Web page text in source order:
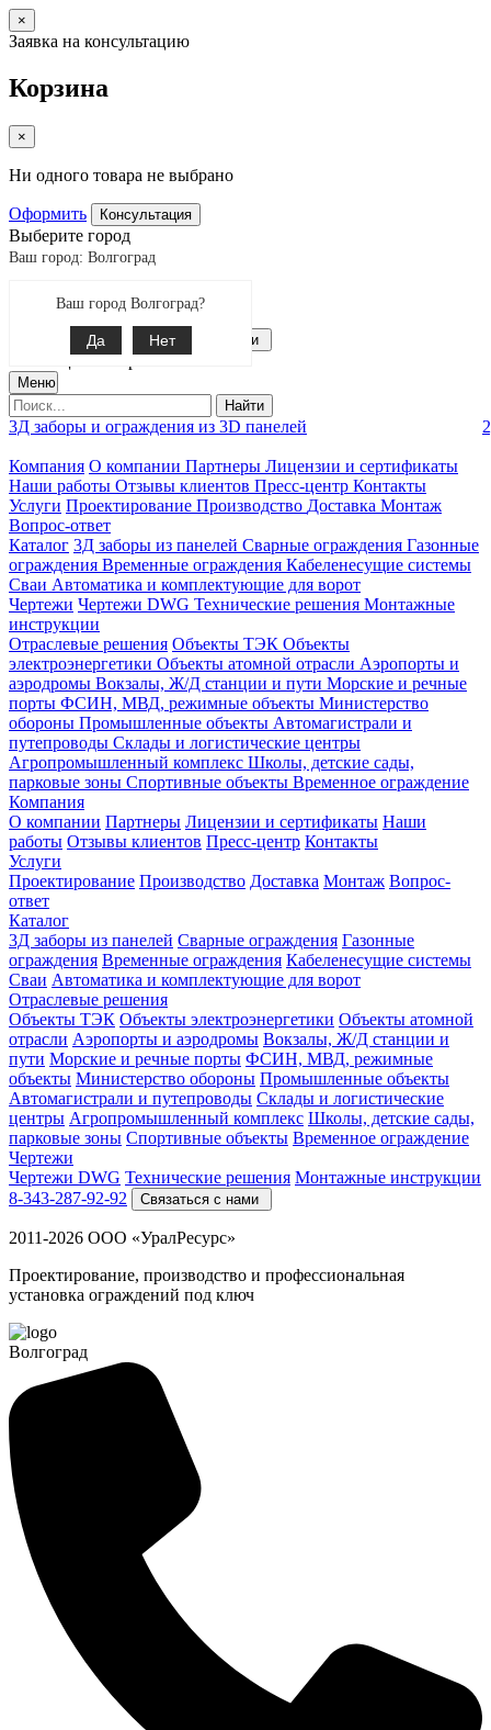
×
Заявка на консультацию
Корзина
×
Ни одного товара не выбрано
Оформить Консультация
Выберите город
Ваш город: Волгоград
Ваш город Волгоград?
Да Нет
Екатеринбург
8-800-775-99-60
Связаться с нами
позиции товаров
Меню
Найти
3Д заборы и ограждения из 3D панелей
Компания О компании Партнеры Лицензии и сертификаты
Наши работы Отзывы клиентов Пресс-центр Контакты
Услуги Проектирование Производство Доставка Монтаж
Вопрос-ответ
Каталог 3Д заборы из панелей Сварные ограждения Газонные
ограждения Временные ограждения Кабеленесущие системы
Cваи Автоматика и комплектующие для ворот
Чертежи Чертежи DWG Технические решения Монтажные
инструкции
Отраслевые решения Объекты ТЭК Объекты
электроэнергетики Объекты атомной отрасли Аэропорты и
аэродромы Вокзалы, Ж/Д станции и пути Морские и речные
порты ФСИН, МВД, режимные объекты Министерство
обороны Промышленные объекты Автомагистрали и
путепроводы Склады и логистические центры
Агропромышленный комплекс Школы, детские сады,
парковые зоны Спортивные объекты Временное ограждение
Компания
О компании Партнеры Лицензии и сертификаты Наши
работы Отзывы клиентов Пресс-центр Контакты
Услуги
Проектирование Производство Доставка Монтаж Вопрос-
ответ
Каталог
3Д заборы из панелей Сварные ограждения Газонные
ограждения Временные ограждения Кабеленесущие системы
Cваи Автоматика и комплектующие для ворот
Отраслевые решения
Объекты ТЭК Объекты электроэнергетики Объекты атомной
отрасли Аэропорты и аэродромы Вокзалы, Ж/Д станции и
пути Морские и речные порты ФСИН, МВД, режимные
объекты Министерство обороны Промышленные объекты
Автомагистрали и путепроводы Склады и логистические
центры Агропромышленный комплекс Школы, детские сады,
парковые зоны Спортивные объекты Временное ограждение
Чертежи
Чертежи DWG Технические решения Монтажные инструкции
8-343-287-92-92
Связаться с нами
2011-2026 ООО «УралРесурс»
Проектирование, производство и профессиональная
установка ограждений под ключ
Волгоград